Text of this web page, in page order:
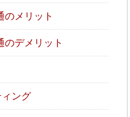
のメリット
のデメリット
ング